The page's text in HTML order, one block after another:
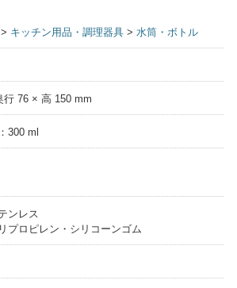
> キッチン用品・調理器具 > 水筒・ボトル
行 76 × 高 150 mm
300 ml
ンレス
プロピレン・シリコーンゴム